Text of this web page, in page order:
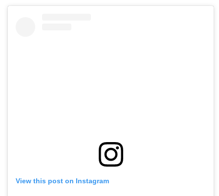
View this post on Instagram